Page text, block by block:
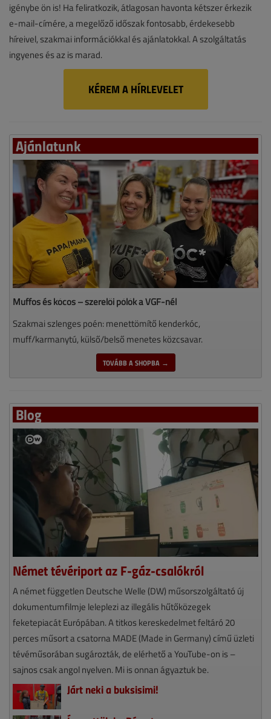
igénybe ön is! Ha feliratkozik, átlagosan havonta kétszer érkezik
e-mail-címére, a megelőző időszak fontosabb, érdekesebb
híreivel, szakmai információkkal és ajánlatokkal. A szolgáltatás
ingyenes és az is marad.
KÉREM A HÍRLEVELET
Ajánlatunk
Muffos és kócos – szerelői pólók a VGF-nél
Szakmai szlenges poén: menettömítő kenderkóc,
muff/karmanytú, külső/belső menetes közcsavar.
TOVÁBB A SHOPBA →
Blog
Német tévériport az F-gáz-csalókról
A német független Deutsche Welle (DW) műsorszolgáltató új
dokumentumfilmje leleplezi az illegális hűtőközegek
feketepiacát Európában. A titkos kereskedelmet feltáró 20
perces műsort a csatorna MADE (Made in Germany) című üzleti
tévéműsorában sugározták, de elérhető a YouTube-on is –
sajnos csak angol nyelven. Mi is onnan ágyaztuk be.
Járt neki a buksisimi!